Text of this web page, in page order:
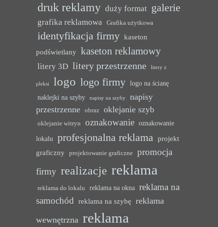
druk reklamy duży format galerie
grafika reklamowa Grafika użytkowa
identyfikacja firmy kaseton
podświetlany kaseton reklamowy
litery 3D litery przestrzenne litery z
pleksi logo logo firmy logo na ścianę
naklejki na szyby
napisy na szyby
napisy
przestrzenne
obraz oklejanie szyb
oklejanie witryn oznakowanie oznakowanie
lokalu profesjonalna reklama projekt
graficzny
projektowanie graficzne
promocja
firmy realizacje reklama
reklama do lokalu reklama na okna reklama na
samochód reklama na szybę reklama
wewnętrzna reklama